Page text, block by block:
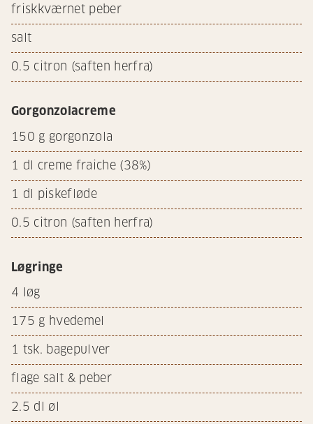
friskkværnet peber
salt
0.5 citron (saften herfra)
Gorgonzolacreme
150 g gorgonzola
1 dl creme fraiche (38%)
1 dl piskefløde
0.5 citron (saften herfra)
Løgringe
4 løg
175 g hvedemel
1 tsk. bagepulver
flage salt & peber
2.5 dl øl